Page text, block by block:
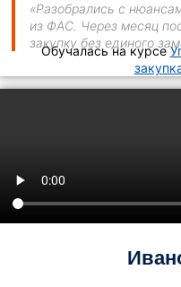
«Разобрались с
из ФАС. Через месяц
закупку без единого
Обучалась на курсе